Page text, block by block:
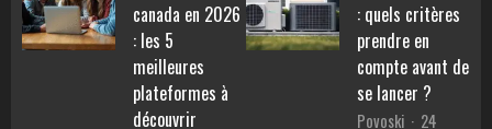
canada en 2026
: les 5
meilleures
plateformes à
découvrir
: quels critères
prendre en
compte avant de
se lancer ?
Povoski
24